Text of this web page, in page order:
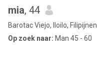
mia, 44
Barotac Viejo, Iloilo, Filipijnen
Op zoek naar: Man 45 - 60